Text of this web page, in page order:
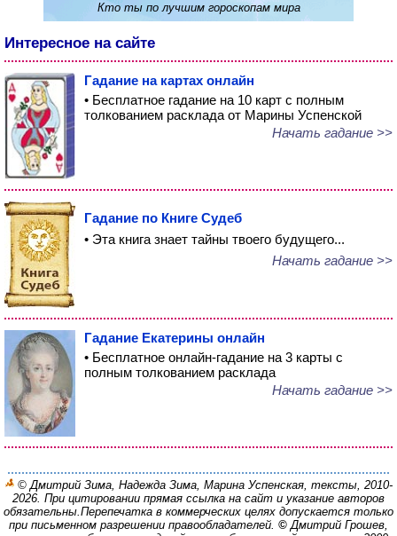
Кто ты по лучшим гороскопам мира
Интересное на сайте
Гадание на картах онлайн
• Бесплатное гадание на 10 карт с полным
толкованием расклада от Марины Успенской
Начать гадание >>
Гадание по Книге Судеб
• Эта книга знает тайны твоего будущего...
Начать гадание >>
Гадание Екатерины онлайн
• Бесплатное онлайн-гадание на 3 карты с
полным толкованием расклада
Начать гадание >>
© Дмитрий Зима, Надежда Зима, Марина Успенская, тексты, 2010-
2026. При цитировании прямая ссылка на сайт и указание авторов
обязательны.Перепечатка в коммерческих целях допускается только
при письменном разрешении правообладателей. © Дмитрий Грошев,